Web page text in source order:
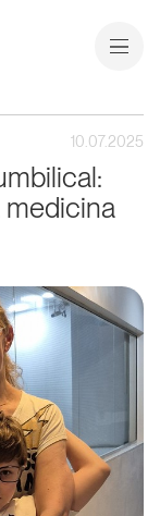
10.07.2025
medicina